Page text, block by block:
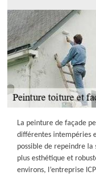
La peinture de façade
différentes intempéries
possible de repeindre
plus esthétique et
environs, l’entreprise